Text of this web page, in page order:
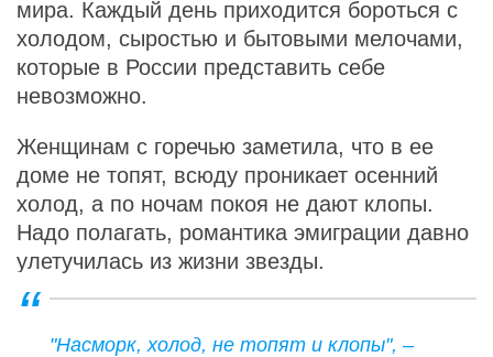
мира. Каждый день приходится бороться с
холодом, сыростью и бытовыми мелочами,
которые в России представить себе
невозможно.
Женщинам с горечью заметила, что в ее
доме не топят, всюду проникает осенний
холод, а по ночам покоя не дают клопы.
Надо полагать, романтика эмиграции давно
улетучилась из жизни звезды.
"Насморк, холод, не топят и клопы", –